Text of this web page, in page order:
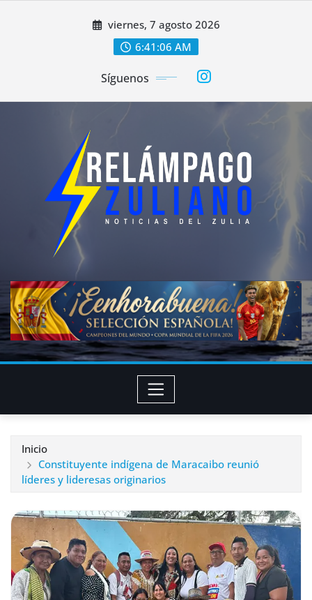
viernes, 7 agosto 2026
6:41:07 AM
Síguenos
Inicio
Constituyente indígena de Maracaibo reunió
líderes y lideresas originarios